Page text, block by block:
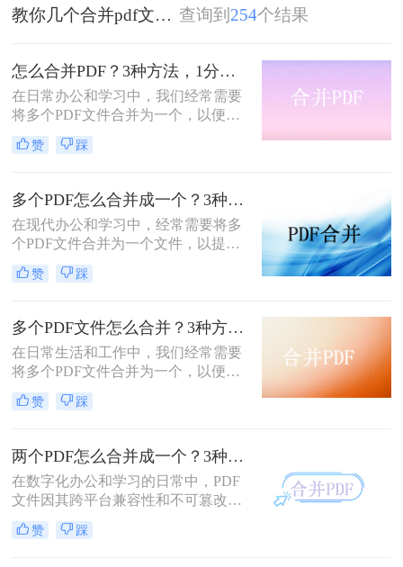
教你几个合并pdf文件的方法 查询到 254个结果
怎么合并PDF？3种方法，1分钟轻松搞定！！
在日常办公和学习中，我们经常需要
将多个PDF文件合并为一个，以便于
分享、存储和管理。那么怎么合并pdf
呢？本文将介绍四种合并PDF的方
任务。
赞 踩
多个PDF怎么合并成一个？3种方法，1分钟全搞定！！
在现代办公和学习中，经常需要将多
个PDF文件合并为一个文件，以提高
文档管理的便利性和效率。那么多个
pdf怎么合并成一个pdf呢？本文将介
赞 踩
多个PDF文件怎么合并？3种方法，1分钟轻松搞定！!
在日常生活和工作中，我们经常需要
将多个PDF文件合并为一个，以便于
分享、存档或打印。那么如何合并pdf
文件呢？本文将介绍三种常用的PDF
赞 踩
两个PDF怎么合并成一个？3种方法，1分钟轻松搞定！
在数字化办公和学习的日常中，PDF
文件因其跨平台兼容性和不可篡改性
而广受欢迎。然而，当需要处理多个
PDF文件时，将它们合并成一个文件
赞 踩